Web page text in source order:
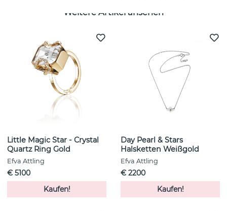
Weitere Artikel ansehen
Little Magic Star - Crystal
Quartz Ring Gold
Efva Attling
€ 5100
Kaufen!
Day Pearl & Stars
Halsketten Weißgold
Efva Attling
€ 2200
Kaufen!